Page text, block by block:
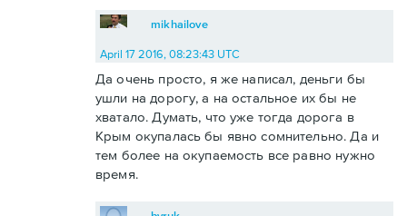
mikhailove
April 17 2016, 08:23:43 UTC
Да очень просто, я же написал, деньги бы
ушли на дорогу, а на остальное их бы не
хватало. Думать, что уже тогда дорога в
Крым окупалась бы явно сомнительно. Да и
тем более на окупаемость все равно нужно
время.